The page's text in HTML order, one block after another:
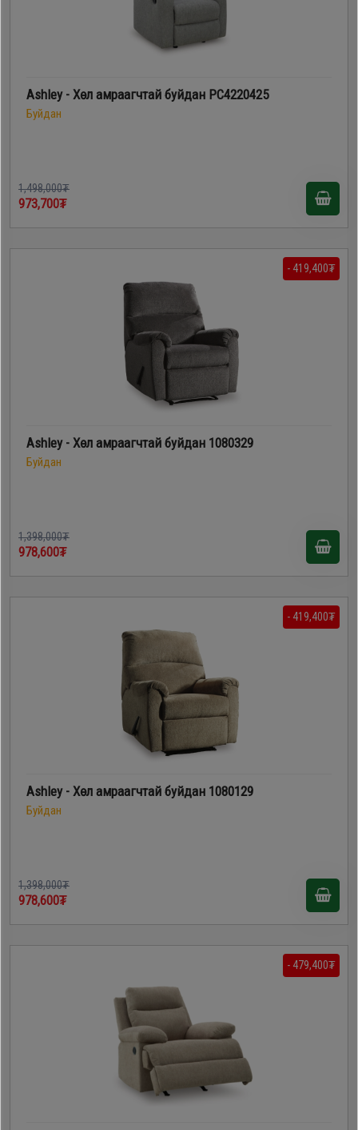
Ashley - Хөл амраагчтай буйдан PC4220425
Буйдан
1,498,000₮
973,700₮
- 419,400₮
Ashley - Хөл амраагчтай буйдан 1080329
Буйдан
1,398,000₮
978,600₮
- 419,400₮
Ashley - Хөл амраагчтай буйдан 1080129
Буйдан
1,398,000₮
978,600₮
- 479,400₮